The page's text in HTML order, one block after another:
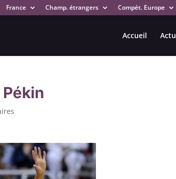
France Champ. étrangers Compét. Europe
Accueil Actu